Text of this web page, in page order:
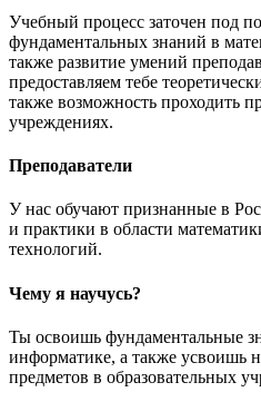
Учебный процесс заточен под
фундаментальных знаний в
также развитие умений
предоставляем тебе
также возможность проходить
учреждениях.
Преподаватели
У нас обучают признанные в
и практики в области
технологий.
Чему я научусь?
Ты освоишь фундаментальные
информатике, а также усвоишь
предметов в образовательных